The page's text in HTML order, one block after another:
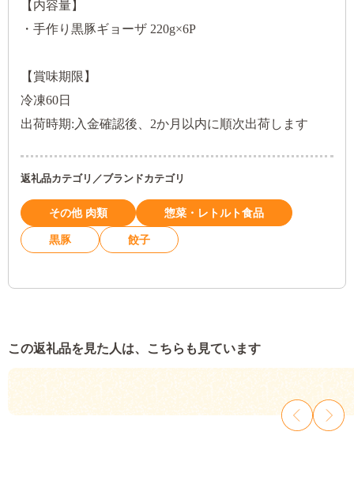
【内容量】
・手作り黒豚ギョーザ 220g×6P
【賞味期限】
冷凍60日
出荷時期:入金確認後、2か月以内に順次出荷します
返礼品カテゴリ／ブランドカテゴリ
その他 肉類 惣菜・レトルト食品
黒豚 餃子
この返礼品を見た人は、こちらも見ています